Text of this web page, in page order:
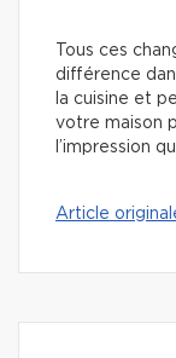
Tous ces
différence
la cuisine et
votre maison
l’impression
Article